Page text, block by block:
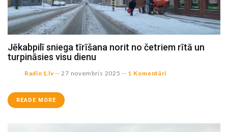
Jēkabpilī sniega tīrīšana norit no četriem rītā un
turpināsies visu dienu
Radio1.lv-- 27 novembris 2025 -- 1 Komentāri
READE MORE